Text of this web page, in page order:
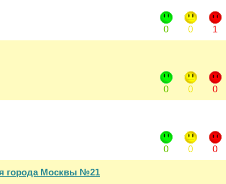
0
0 1
0
0 0
0
0 0
города Москвы №21